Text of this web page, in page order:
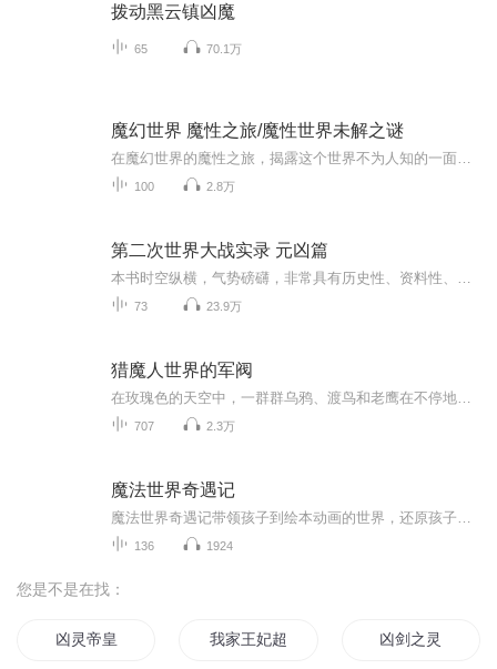
拨动黑云镇凶魔
65 70.1万
魔幻世界 魔性之旅/魔性世界未解之谜
100 2.8万
第二次世界大战实录 元凶篇
73 23.9万
猎魔人世界的军阀
707 2.3万
魔法世界奇遇记
136 1924
您是不是在找：
凶灵帝皇 我家王妃超凶的 凶剑之灵